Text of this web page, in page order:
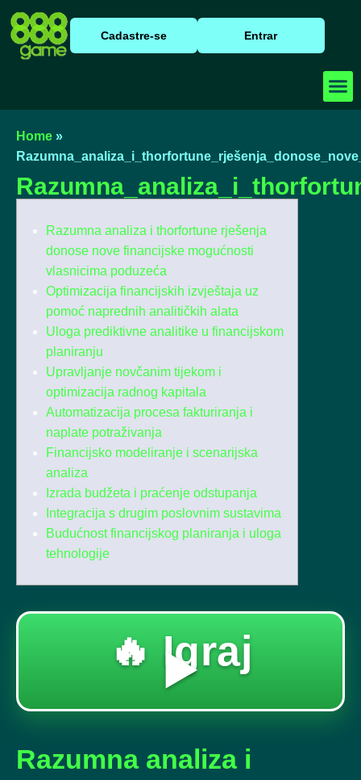
Cadastre-se Entrar
Home »
Razumna analiza i thorfortune rješenja
donose nove financijske mogućnosti
vlasnicima poduzeća
Optimizacija financijskih izvještaja uz
pomoć naprednih analitičkih alata
Uloga prediktivne analitike u financijskom
planiranju
Upravljanje novčanim tijekom i
optimizacija radnog kapitala
Automatizacija procesa fakturiranja i
naplate potraživanja
Financijsko modeliranje i scenarijska
analiza
Izrada budžeta i praćenje odstupanja
Integracija s drugim poslovnim sustavima
Budućnost financijskog planiranja i uloga
tehnologije
🔥 Igraj
▶️
Razumna analiza i